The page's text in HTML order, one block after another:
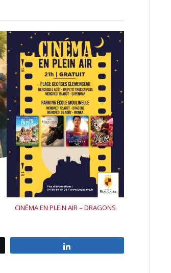
CINÉMA EN PLEIN AIR – DRAGONS